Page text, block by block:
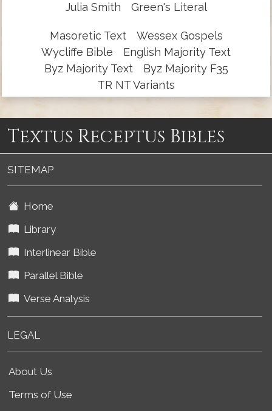
Julia Smith
Green's Literal
Masoretic Text
Wessex Gospels
Wycliffe Bible
English Majority Text
Byz Majority Text
Byz Majority F35
TR NT Variants
Textus Receptus Bibles
SITEMAP
Home
Library
Interlinear Bible
Parallel Bible
Verse Analysis
LEGAL
About Us
Terms of Use